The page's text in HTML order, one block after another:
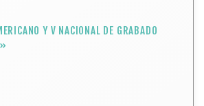
Y V NACIONAL DE GRABADO